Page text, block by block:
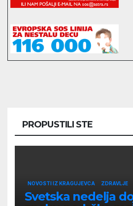
PROPUSTILI STE
NOVOSTI IZ KRAGUJEVCA ZDRAVLJE
Svetska nedelja